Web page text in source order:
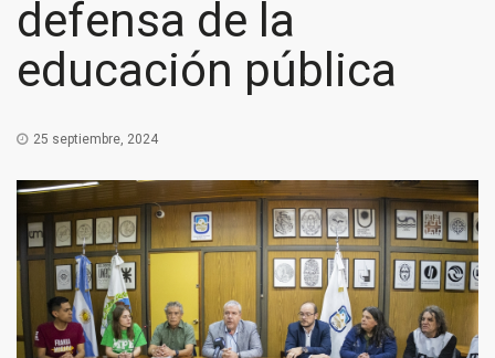
defensa de la
educación pública
25 septiembre, 2024